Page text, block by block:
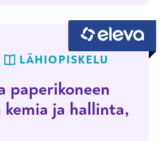
LÄHIOPISKELU
paperikoneen
kemia ja hallinta,